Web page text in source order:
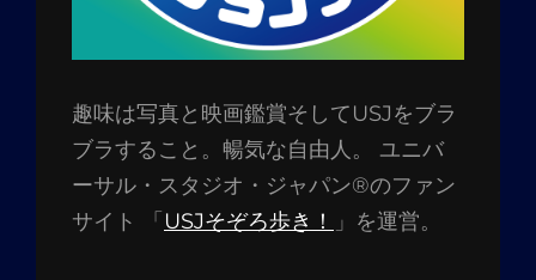
趣味は写真と映画鑑賞そしてUSJをブラ
ブラすること。暢気な自由人。 ユニバ
ーサル・スタジオ・ジャパン®のファン
サイト 「 USJそぞろ歩き！ 」を運営。